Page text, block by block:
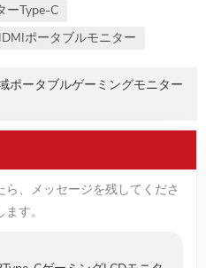
ーtype-C
ポータブルモニター
ポータブルゲーミングモニター
、メッセージを残してくださ
す。